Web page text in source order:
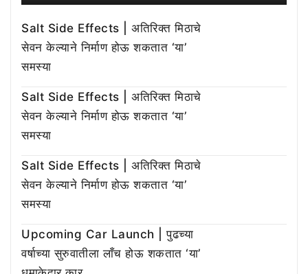
Salt Side Effects | अतिरिक्त मिठाचे
सेवन केल्याने निर्माण होऊ शकतात ‘या’
समस्या
Salt Side Effects | अतिरिक्त मिठाचे
सेवन केल्याने निर्माण होऊ शकतात ‘या’
समस्या
Salt Side Effects | अतिरिक्त मिठाचे
सेवन केल्याने निर्माण होऊ शकतात ‘या’
समस्या
Upcoming Car Launch | पुढच्या
वर्षाच्या सुरुवातीला लाँच होऊ शकतात ‘या’